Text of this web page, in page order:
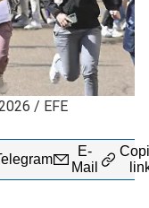
/ EFE
E-
Mail